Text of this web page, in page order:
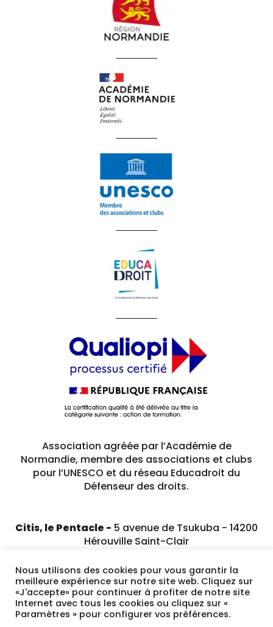
Association agréée par l’Académie de
Normandie, membre des associations et clubs
pour l’UNESCO et du réseau Educadroit du
Défenseur des droits.
Citis, le Pentacle - 5 avenue de Tsukuba - 14200
Hérouville Saint-Clair
02 31 79 23 89
Mentions légales
Nous utilisons des cookies pour vous garantir la
meilleure expérience sur notre site web. Cliquez sur
«J'accepte» pour continuer à profiter de notre site
Internet avec tous les cookies ou cliquez sur «
Paramètres » pour configurer vos préférences.